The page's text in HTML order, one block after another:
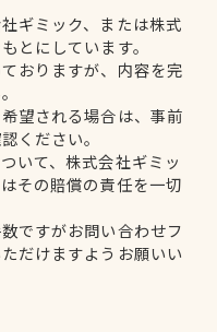
ギミック、または株式
とにしています。
おりますが、内容を完
望される場合は、事前
ください。
いて、株式会社ギミッ
その賠償の責任を一切
ですがお問い合わせフ
だけますようお願いい